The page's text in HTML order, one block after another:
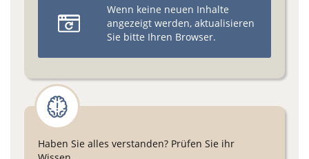
Wenn keine neuen Inhalte
angezeigt werden, aktualisieren
Sie bitte Ihren Browser.
Haben Sie alles verstanden? Prüfen Sie ihr